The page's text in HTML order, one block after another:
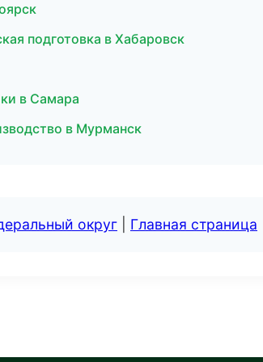
подготовка в Хабаровск
в Самара
в Мурманск
округ Главная страница